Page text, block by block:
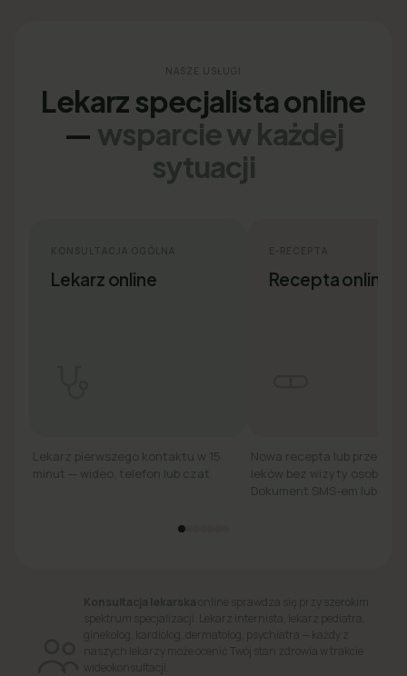
NASZE USŁUGI
Lekarz specjalista online
— wsparcie w każdej
sytuacji
Lekarz online
Lekarz pierwszego kontaktu w 15
minut — wideo, telefon lub czat.
E-RECEPTA
Recepta online
Nowa recepta lub
leków bez wizyty osobiście.
Dokument SMS-em lub e-
Konsultacja lekarskaonline sprawdza się przy szerokim
spektrum specjalizacji. Lekarz internista, lekarz pediatra,
ginekolog, kardiolog, dermatolog, psychiatra — każdy z
naszych lekarzy może ocenić Twój stan zdrowia w trakcie
wideokonsultacji.